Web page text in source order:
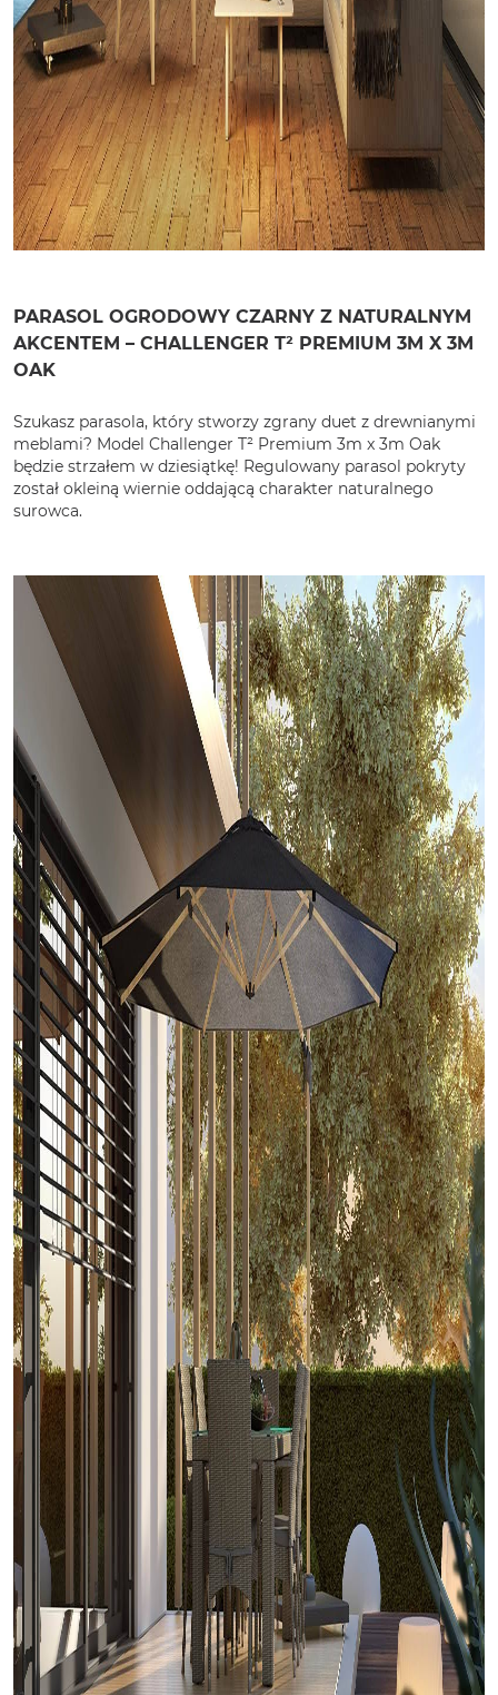
PARASOL OGRODOWY CZARNY Z NATURALNYM
AKCENTEM – CHALLENGER T² PREMIUM 3M X 3M
OAK
Szukasz parasola, który stworzy zgrany duet z drewnianymi
meblami? Model Challenger T² Premium 3m x 3m Oak
będzie strzałem w dziesiątkę! Regulowany parasol pokryty
został okleiną wiernie oddającą charakter naturalnego
surowca.